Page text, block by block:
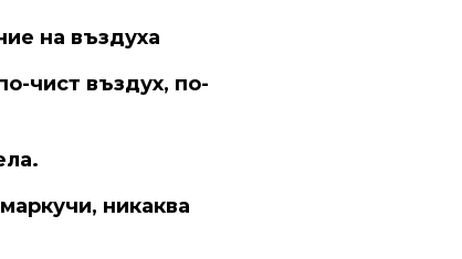
на въздуха
чист въздух, по-
никаква